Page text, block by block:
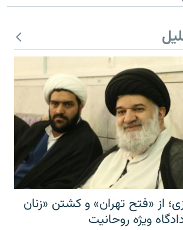
از «فتح تهران» و کشتن «زنان
ویژه روحانیت